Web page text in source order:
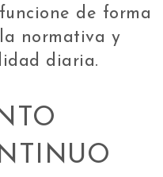
de forma
normativa y
diaria.